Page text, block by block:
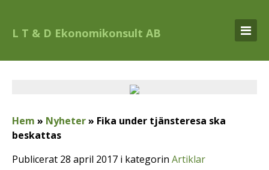
L T & D Ekonomikonsult AB
Hem » Nyheter» Fika under tjänsteresa ska
beskattas
Publicerat 28 april 2017 i kategorin Artiklar